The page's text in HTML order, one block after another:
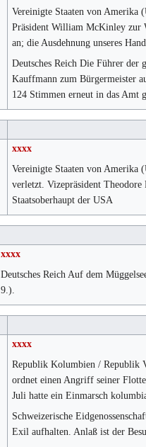
Vereinigte Staaten von Amerika
Präsident William McKinley zur
an; die Ausdehnung unseres
Deutsches Reich Die Führer der
Kauffmann zum Bürgermeister
124 Stimmen erneut in das Amt
xxxx
Vereinigte Staaten von Amerika
verletzt. Vizepräsident Theodore
Staatsoberhaupt der USA
xxxx
Deutsches Reich Auf dem
9.).
xxxx
Republik Kolumbien / Republik
ordnet einen Angriff seiner
Juli hatte ein Einmarsch
Schweizerische
Exil aufhalten. Anlaß ist der